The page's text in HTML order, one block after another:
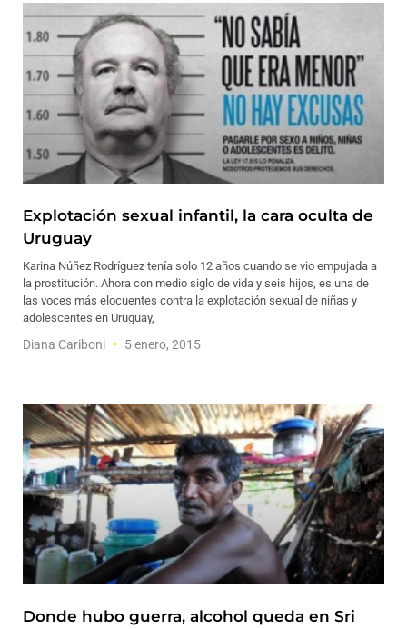
Explotación sexual infantil, la cara oculta de
Uruguay
Karina Núñez Rodríguez tenía solo 12 años cuando se vio empujada a
la prostitución. Ahora con medio siglo de vida y seis hijos, es una de
las voces más elocuentes contra la explotación sexual de niñas y
adolescentes en Uruguay,
Diana Cariboni 5 enero, 2015
Donde hubo guerra, alcohol queda en Sri